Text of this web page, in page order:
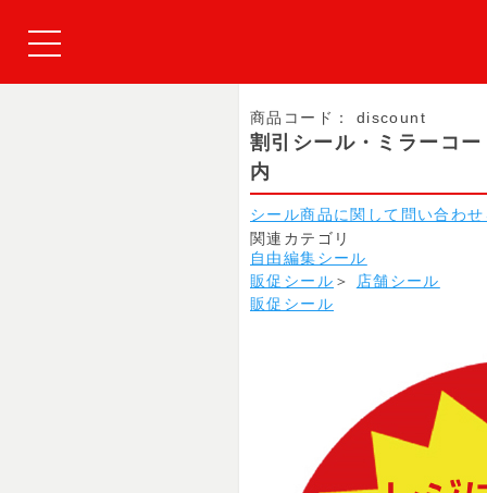
商品コード： discount
割引シール・ミラーコ
内
シール商品に関して問い合わ
関連カテゴリ
自由編集シール
販促シール ＞
店舗シール
販促シール